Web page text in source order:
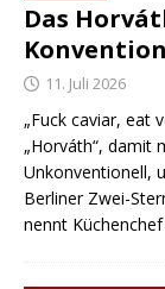
Das
11. Juli 2026
„Fuck caviar, eat
„Horváth“, damit
Unkonventionell,
Berliner Zwei-
nennt